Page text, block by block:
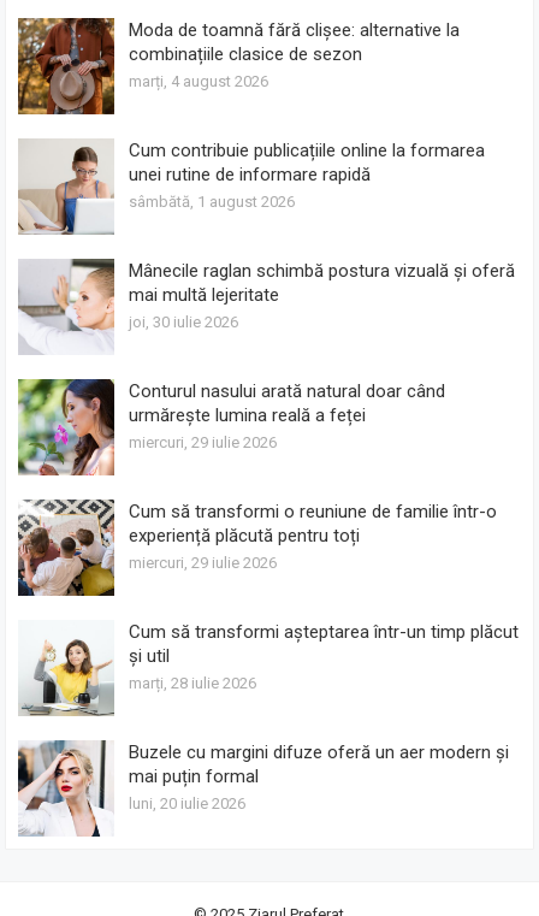
Moda de toamnă fără clișee: alternative la
combinațiile clasice de sezon
marți, 4 august 2026
Cum contribuie publicațiile online la formarea
unei rutine de informare rapidă
sâmbătă, 1 august 2026
Mânecile raglan schimbă postura vizuală și oferă
mai multă lejeritate
joi, 30 iulie 2026
Conturul nasului arată natural doar când
urmărește lumina reală a feței
miercuri, 29 iulie 2026
Cum să transformi o reuniune de familie într-o
experiență plăcută pentru toți
miercuri, 29 iulie 2026
Cum să transformi așteptarea într-un timp plăcut
și util
marți, 28 iulie 2026
Buzele cu margini difuze oferă un aer modern și
mai puțin formal
luni, 20 iulie 2026